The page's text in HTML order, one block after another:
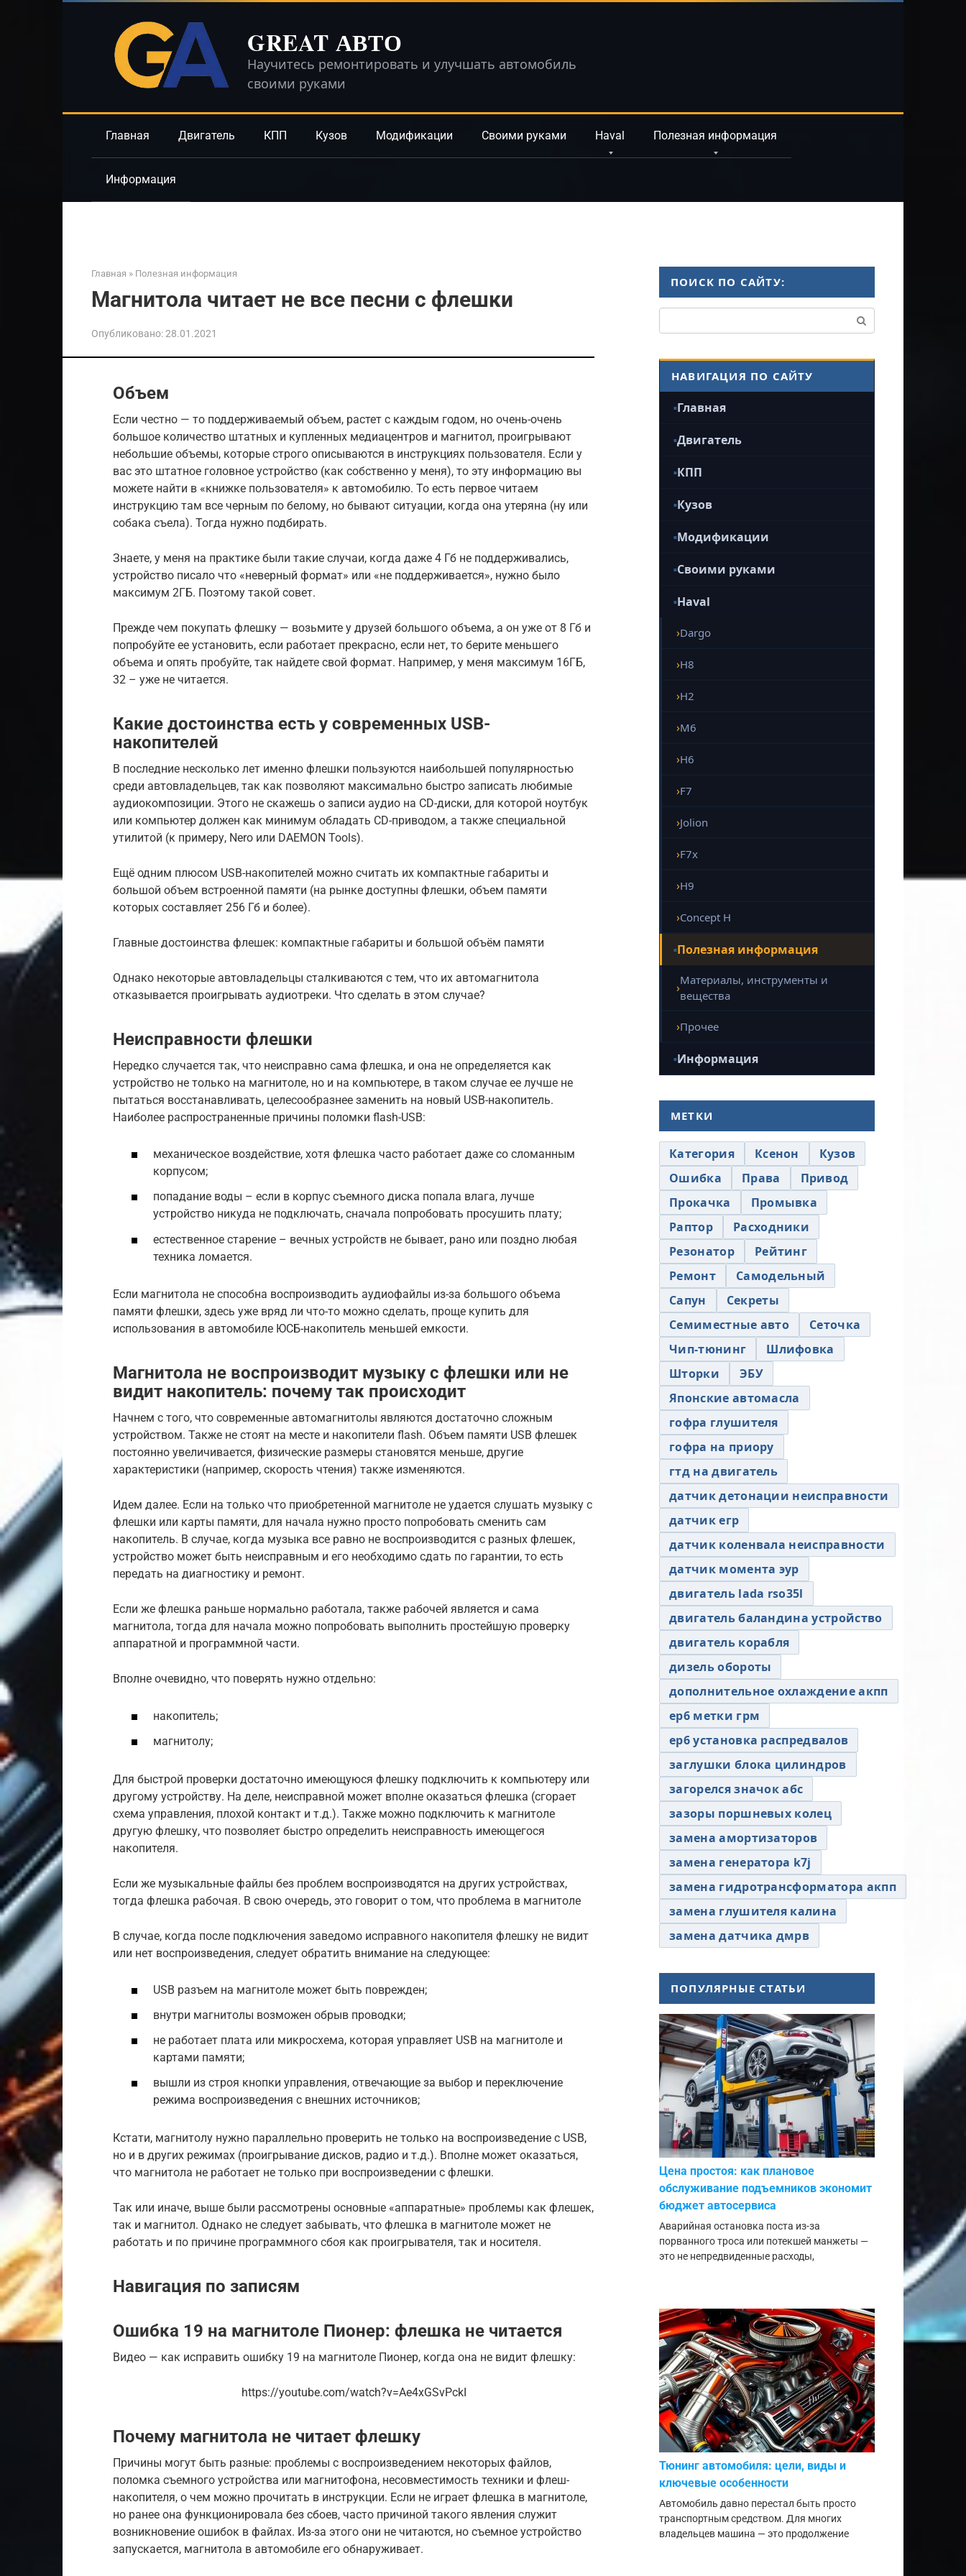
GREAT АВТО
Научитесь ремонтировать и улучшать автомобиль
своими руками
Главная Двигатель КПП Кузов Модификации Своими руками Haval Полезная информация
Информация
Главная » Полезная информация
Магнитола читает не все песни с флешки
Опубликовано:28.01.2021
Объем
Если честно — то поддерживаемый объем, растет с каждым годом, но очень-очень
большое количество штатных и купленных медиацентров и магнитол, проигрывают
небольшие объемы, которые строго описываются в инструкциях пользователя. Если у
вас это штатное головное устройство (как собственно у меня), то эту информацию вы
можете найти в «книжке пользователя» к автомобилю. То есть первое читаем
инструкцию там все черным по белому, но бывают ситуации, когда она утеряна (ну или
собака съела). Тогда нужно подбирать.
Знаете, у меня на практике были такие случаи, когда даже 4 Гб не поддерживались,
устройство писало что «неверный формат» или «не поддерживается», нужно было
максимум 2ГБ. Поэтому такой совет.
Прежде чем покупать флешку — возьмите у друзей большого объема, а он уже от 8 Гб и
попробуйте ее установить, если работает прекрасно, если нет, то берите меньшего
объема и опять пробуйте, так найдете свой формат. Например, у меня максимум 16ГБ,
32 – уже не читается.
Какие достоинства есть у современных USB-
накопителей
В последние несколько лет именно флешки пользуются наибольшей популярностью
среди автовладельцев, так как позволяют максимально быстро записать любимые
аудиокомпозиции. Этого не скажешь о записи аудио на CD-диски, для которой ноутбук
или компьютер должен как минимум обладать CD-приводом, а также специальной
утилитой (к примеру, Nero или DAEMON Tools).
Ещё одним плюсом USB-накопителей можно считать их компактные габариты и
большой объем встроенной памяти (на рынке доступны флешки, объем памяти
которых составляет 256 Гб и более).
Главные достоинства флешек: компактные габариты и большой объём памяти
Однако некоторые автовладельцы сталкиваются с тем, что их автомагнитола
отказывается проигрывать аудиотреки. Что сделать в этом случае?
Неисправности флешки
Нередко случается так, что неисправно сама флешка, и она не определяется как
устройство не только на магнитоле, но и на компьютере, в таком случае ее лучше не
пытаться восстанавливать, целесообразнее заменить на новый USB-накопитель.
Наиболее распространенные причины поломки flash-USB:
механическое воздействие, хотя флешка часто работает даже со сломанным
корпусом;
попадание воды – если в корпус съемного диска попала влага, лучше
устройство никуда не подключать, сначала попробовать просушить плату;
естественное старение – вечных устройств не бывает, рано или поздно любая
техника ломается.
Если магнитола не способна воспроизводить аудиофайлы из-за большого объема
памяти флешки, здесь уже вряд ли что-то можно сделать, проще купить для
использования в автомобиле ЮСБ-накопитель меньшей емкости.
Магнитола не воспроизводит музыку с флешки или не
видит накопитель: почему так происходит
Начнем с того, что современные автомагнитолы являются достаточно сложным
устройством. Также не стоят на месте и накопители flash. Объем памяти USB флешек
постоянно увеличивается, физические размеры становятся меньше, другие
характеристики (например, скорость чтения) также изменяются.
Идем далее. Если на только что приобретенной магнитоле не удается слушать музыку с
флешки или карты памяти, для начала нужно просто попробовать сменить сам
накопитель. В случае, когда музыка все равно не воспроизводится с разных флешек,
устройство может быть неисправным и его необходимо сдать по гарантии, то есть
передать на диагностику и ремонт.
Если же флешка раньше нормально работала, также рабочей является и сама
магнитола, тогда для начала можно попробовать выполнить простейшую проверку
аппаратной и программной части.
Вполне очевидно, что поверять нужно отдельно:
накопитель;
магнитолу;
Для быстрой проверки достаточно имеющуюся флешку подключить к компьютеру или
другому устройству. На деле, неисправной может вполне оказаться флешка (сгорает
схема управления, плохой контакт и т.д.). Также можно подключить к магнитоле
другую флешку, что позволяет быстро определить неисправность имеющегося
накопителя.
Если же музыкальные файлы без проблем воспроизводятся на других устройствах,
тогда флешка рабочая. В свою очередь, это говорит о том, что проблема в магнитоле
В случае, когда после подключения заведомо исправного накопителя флешку не видит
или нет воспроизведения, следует обратить внимание на следующее:
USB разъем на магнитоле может быть поврежден;
внутри магнитолы возможен обрыв проводки;
не работает плата или микросхема, которая управляет USB на магнитоле и
картами памяти;
вышли из строя кнопки управления, отвечающие за выбор и переключение
режима воспроизведения c внешних источников;
Кстати, магнитолу нужно параллельно проверить не только на воспроизведение с USB,
но и в других режимах (проигрывание дисков, радио и т.д.). Вполне может оказаться,
что магнитола не работает не только при воспроизведении с флешки.
Так или иначе, выше были рассмотрены основные «аппаратные» проблемы как флешек,
так и магнитол. Однако не следует забывать, что флешка в магнитоле может не
работать и по причине программного сбоя как проигрывателя, так и носителя.
Навигация по записям
Ошибка 19 на магнитоле Пионер: флешка не читается
Видео — как исправить ошибку 19 на магнитоле Пионер, когда она не видит флешку:
https://youtube.com/watch?v=Ae4xGSvPckI
Почему магнитола не читает флешку
Причины могут быть разные: проблемы с воспроизведением некоторых файлов,
поломка съемного устройства или магнитофона, несовместимость техники и флеш-
накопителя, о чем можно прочитать в инструкции. Если не играет флешка в магнитоле,
но ранее она функционировала без сбоев, часто причиной такого явления служит
возникновение ошибок в файлах. Из-за этого они не читаются, но съемное устройство
запускается, магнитола в автомобиле его обнаруживает.
ПОИСК ПО САЙТУ:
НАВИГАЦИЯ ПО САЙТУ
Главная
Двигатель
КПП
Кузов
Модификации
Своими руками
Haval
Dargo
H8
H2
M6
H6
F7
Jolion
F7x
H9
Concept H
Полезная информация
Материалы, инструменты и
вещества
Прочее
Информация
МЕТКИ
Категория Ксенон
Кузов
Ошибка
Права
Привод
Прокачка
Промывка
Раптор
Расходники
Резонатор
Рейтинг
Ремонт
Самодельный
Сапун
Секреты
Семиместные авто
Сеточка
Чип-тюнинг
Шлифовка
Шторки
ЭБУ
Японские автомасла
гофра глушителя
гофра на приору
гтд на двигатель
датчик детонации неисправности
датчик егр
датчик коленвала неисправности
датчик момента эур
двигатель lada rso35l
двигатель баландина устройство
двигатель корабля
дизель обороты
дополнительное охлаждение акпп
ер6 метки грм
ер6 установка распредвалов
заглушки блока цилиндров
загорелся значок абс
зазоры поршневых колец
замена амортизаторов
замена генератора k7j
замена гидротрансформатора акпп
замена глушителя калина
замена датчика дмрв
ПОПУЛЯРНЫЕ СТАТЬИ
Цена простоя: как плановое
обслуживание подъемников экономит
бюджет автосервиса
Аварийная остановка поста из-за
порванного троса или потекшей манжеты —
это не непредвиденные расходы,
Тюнинг автомобиля: цели, виды и
ключевые особенности
Автомобиль давно перестал быть просто
транспортным средством. Для многих
владельцев машина — это продолжение